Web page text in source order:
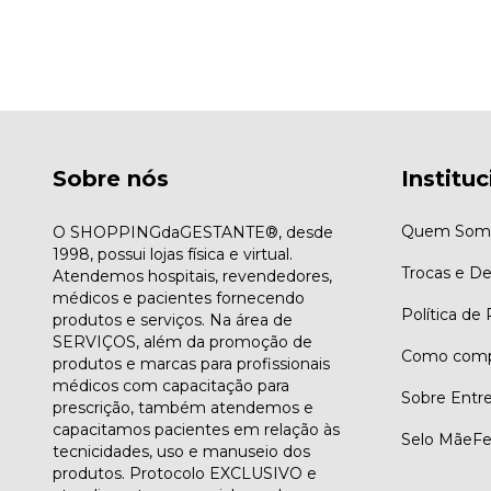
Sobre nós
O SHOPPINGdaGESTANTE®, desde
1998, possui lojas física e virtual.
Atendemos hospitais, revendedores,
médicos e pacientes fornecendo
produtos e serviços. Na área de
SERVIÇOS, além da promoção de
produtos e marcas para profissionais
médicos com capacitação para
prescrição, também atendemos e
capacitamos pacientes em relação às
tecnicidades, uso e manuseio dos
produtos. Protocolo EXCLUSIVO e
Quem
Trocas e
Política de
Como
Sobre
Selo